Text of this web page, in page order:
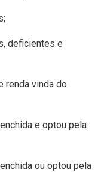
deficientes e
renda vinda do
e optou pela
ou optou pela